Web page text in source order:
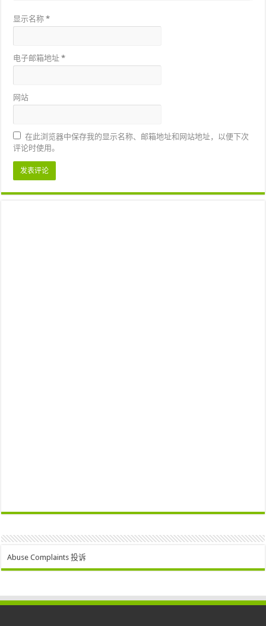
显示名称*
电子邮箱地址*
网站
在此浏览器中保存我的显示名称、邮箱地址和网站地址，以便下次
评论时使用。
Abuse Complaints 投诉